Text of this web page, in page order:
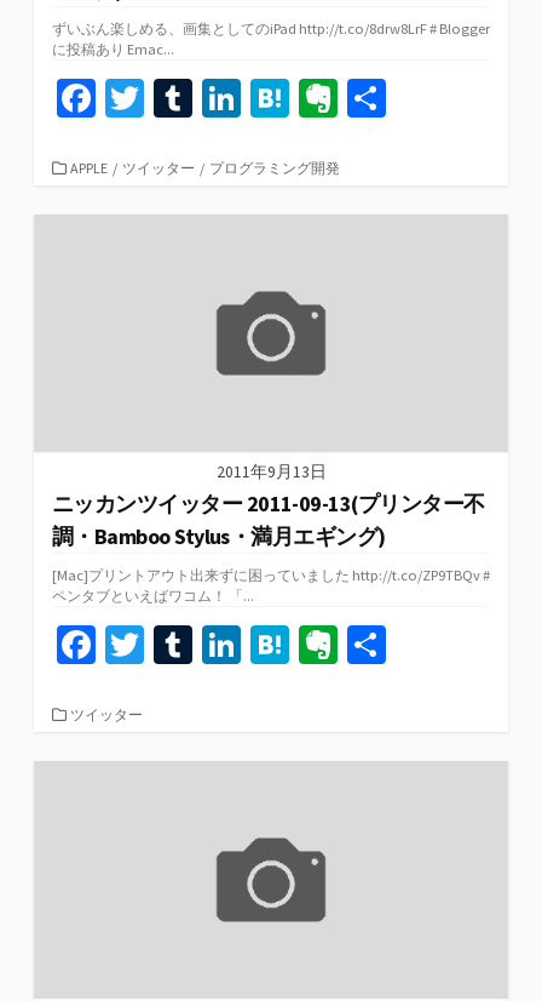
ずいぶん楽しめる、画集としてのiPad http://t.co/8drw8LrF # Blogger
に投稿あり Emac...
Fa
b
o
T
tt
er
T
m
bl
Li
ke
dI
H
e
n
Ev
n
ot
カ
ゴ
APPLE / ツイッター / プログラミング開発
2011年9月13日
ニッカンツイッター 2011-09-13(プリンター不
調・Bamboo Stylus・満月エギング)
[Mac]プリントアウト出来ずに困っていました http://t.co/ZP9TBQv #
ペンタブといえばワコム！ 「...
Fa
b
o
T
er
T
bl
Li
dI
H
n
Ev
ot
カ
ゴ
ツイッター